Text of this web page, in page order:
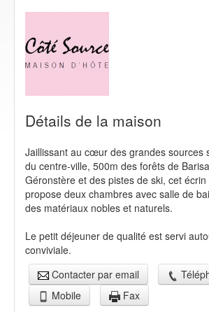
Détails de la maison
Jaillissant au cœur des grandes sources
du centre-ville, 500m des forêts de
Géronstère et des pistes de ski, cet
propose deux chambres avec salle de
des matériaux nobles et naturels.
Le petit déjeuner de qualité est servi
conviviale.
Contacter par email
Mobile
Fax